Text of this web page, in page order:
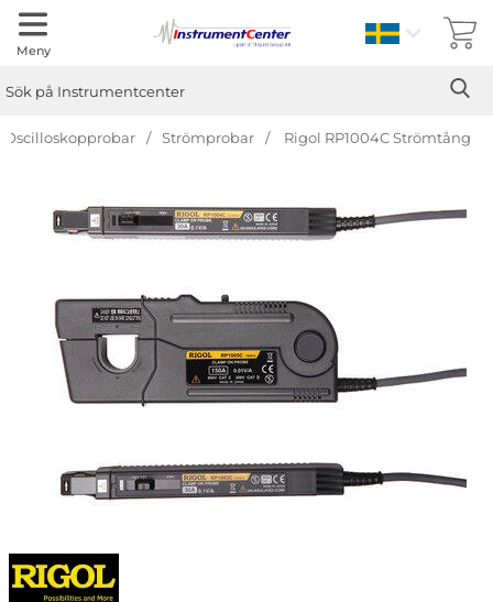
Meny Sverige
Oscilloskopprobar Strömprobar Rigol RP1004C Strömtång